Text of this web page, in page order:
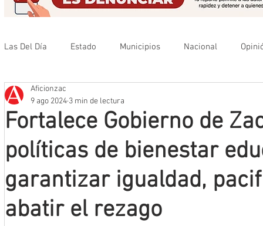
Las Del Día Estado Municipios Nacional
Que no se olvide
Mineros LNBP
Fortalece Gobierno de
políticas de bienestar
garantizar igualdad,
abatir el rezago
Aficionzac
9 ago 2024 3 min de lectura